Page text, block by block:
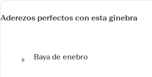
Aderezos perfectos con esta ginebra
Baya de enebro